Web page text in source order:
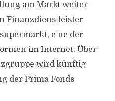
am Markt weiter
Finanzdienstleister
eine der
im Internet. Über
wird künftig
der Prima Fonds